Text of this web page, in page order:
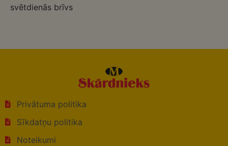
svētdienās brīvs
Privātuma politika
Sīkdatņu politika
Noteikumi